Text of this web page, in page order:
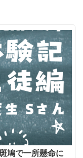
鳩で一所懸命に